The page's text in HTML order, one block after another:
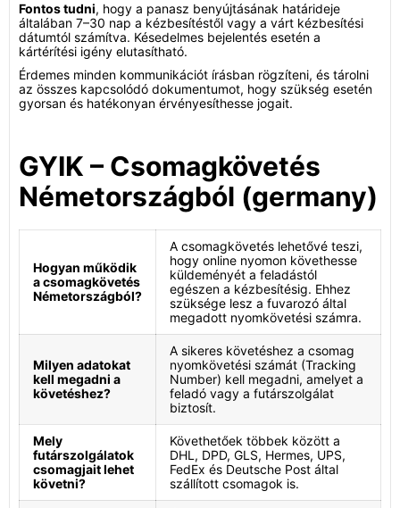
Fontos tudni, hogy a panasz benyújtásának határideje
általában 7–30 nap a kézbesítéstől vagy a várt kézbesítési
dátumtól számítva. Késedelmes bejelentés esetén a
kártérítési igény elutasítható.
Érdemes minden kommunikációt írásban rögzíteni, és tárolni
az összes kapcsolódó dokumentumot, hogy szükség esetén
gyorsan és hatékonyan érvényesíthesse jogait.
GYIK – Csomagkövetés
Németországból (germany)
Hogyan működik
a csomagkövetés
Németországból?
A csomagkövetés lehetővé teszi,
hogy online nyomon követhesse
küldeményét a feladástól
egészen a kézbesítésig. Ehhez
szüksége lesz a fuvarozó által
megadott nyomkövetési számra.
Milyen adatokat
kell megadni a
követéshez?
A sikeres követéshez a csomag
nyomkövetési számát (Tracking
Number) kell megadni, amelyet a
feladó vagy a futárszolgálat
biztosít.
Mely
futárszolgálatok
csomagjait lehet
követni?
Követhetőek többek között a
DHL, DPD, GLS, Hermes, UPS,
FedEx és Deutsche Post által
szállított csomagok is.